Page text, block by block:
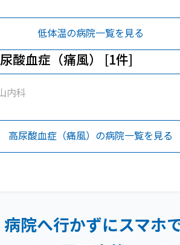
低体温の病院一覧を見る
酸血症（痛風） [1件]
内科
高尿酸血症（痛風）の病院一覧を見る
病院へ行かずにスマホ